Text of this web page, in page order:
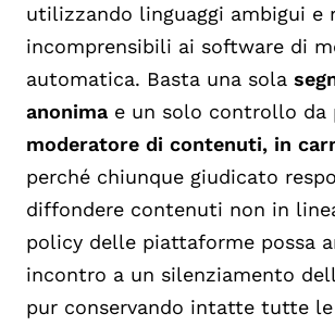
utilizzando linguaggi ambigui e
incomprensibili ai software di
automatica. Basta una sola
anonima e un solo controllo da
moderatore di contenuti, in
perché chiunque giudicato
diffondere contenuti non in
policy delle piattaforme possa
incontro a un silenziamento
pur conservando intatte tutte